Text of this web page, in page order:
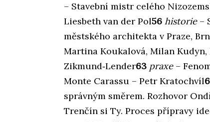
– Stavební mistr celého
Liesbeth van der Pol56 historie–
městského architekta v Praze,
Martina Koukalová, Milan
Zikmund‑Lender63 praxe–
Monte Carassu – Petr Kratochvíl
správným směrem. Rozhovor
Trenčín si Ty. Proces přípravy